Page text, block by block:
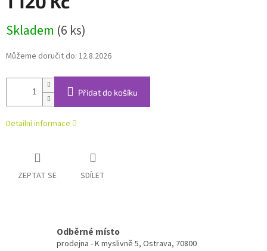
cena:
Skladem (6 ks)
Můžeme doručit do: 12.8.2026
Přidat do košíku
Detailní informace
ZEPTAT SE SDÍLET
Odběrné místo
prodejna - K myslivně 5, Ostrava, 70800